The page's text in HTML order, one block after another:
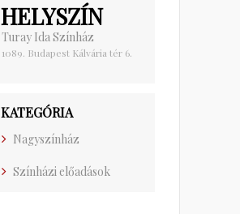
HELYSZÍN
Turay Ida Színház
1089. Budapest Kálvária tér 6.
KATEGÓRIA
Nagyszínház
Színházi előadások